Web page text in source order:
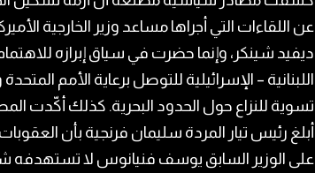
عن اللقاءات التي أجراها مساعد وزير الخارجية
ديفيد شينكر، وإنما حضرت في سياق إبرازه
اللبنانية – الإسرائيلية للتوصل برعاية الأمم
تسوية للنزاع حول الحدود البحرية. كذلك أكّدت
أبلغ رئيس تيار المردة سليمان فرنجية بأن
على الوزير السابق يوسف فنيانوس لا تستهدفه